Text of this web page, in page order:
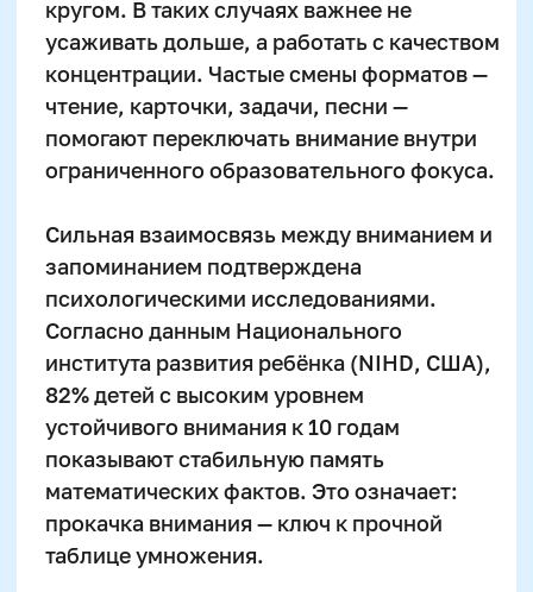
Как помочь ребёнку с
лучше сосредотачиваться
на математике
Детям с подвижным темпераментом и
склонностью к быстрой утомляемости
сложно сидеть без движения и выполнять
монотонные задачи, особенно связанные
с числами. Полезно перекраивать формат
обучения: включать физические
микроупражнения после каждого
задания, например, 10 приседаний или
одновременно способ перезагрузить
нервную систему перед следующим